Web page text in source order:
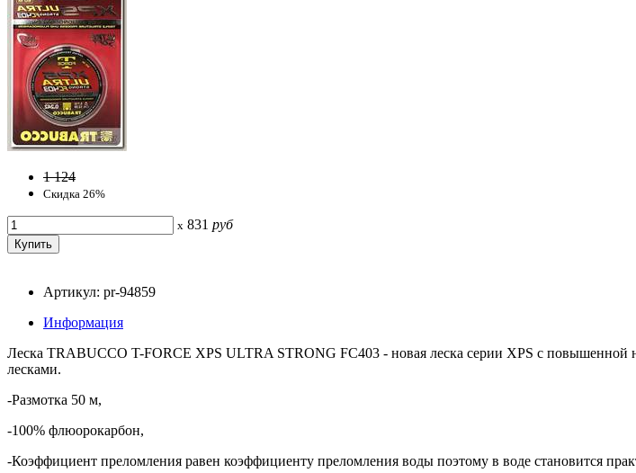
1 124
Скидка 26%
x 831 руб
Артикул: pr-94859
Информация
Леска TRABUCCO T-FORCE XPS ULTRA STRONG FC403 - новая леска серии XPS c
лесками.
-Размотка 50 м,
-100% флюорокарбон,
-Коэффициент преломления равен коэффициенту преломления воды поэтому в воде становится